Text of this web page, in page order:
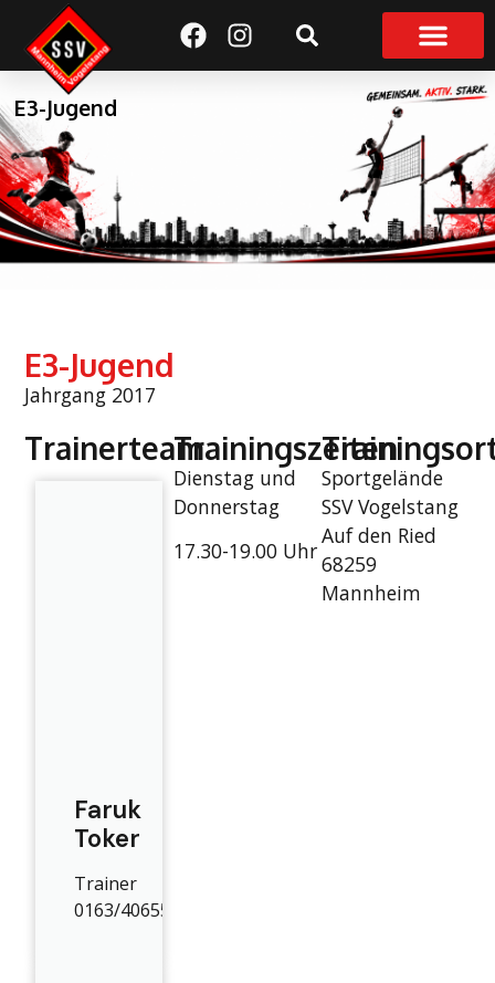
Suchen
E3-Jugend
E3-Jugend
Jahrgang 2017
Trainerteam
Faruk
Toker
Trainer
0163/4065572
Trainingszeiten
Dienstag und
Donnerstag
17.30-19.00 Uhr
Sportgelände
SSV Vogelstang
Auf den Ried
68259
Mannheim